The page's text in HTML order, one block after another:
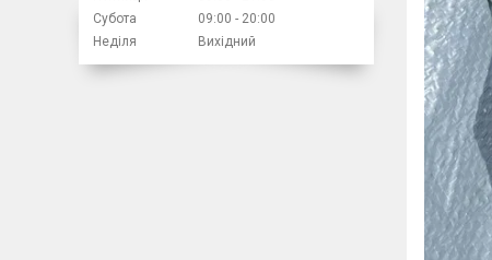
Субота
09:00
20:00
Неділя
Вихідний